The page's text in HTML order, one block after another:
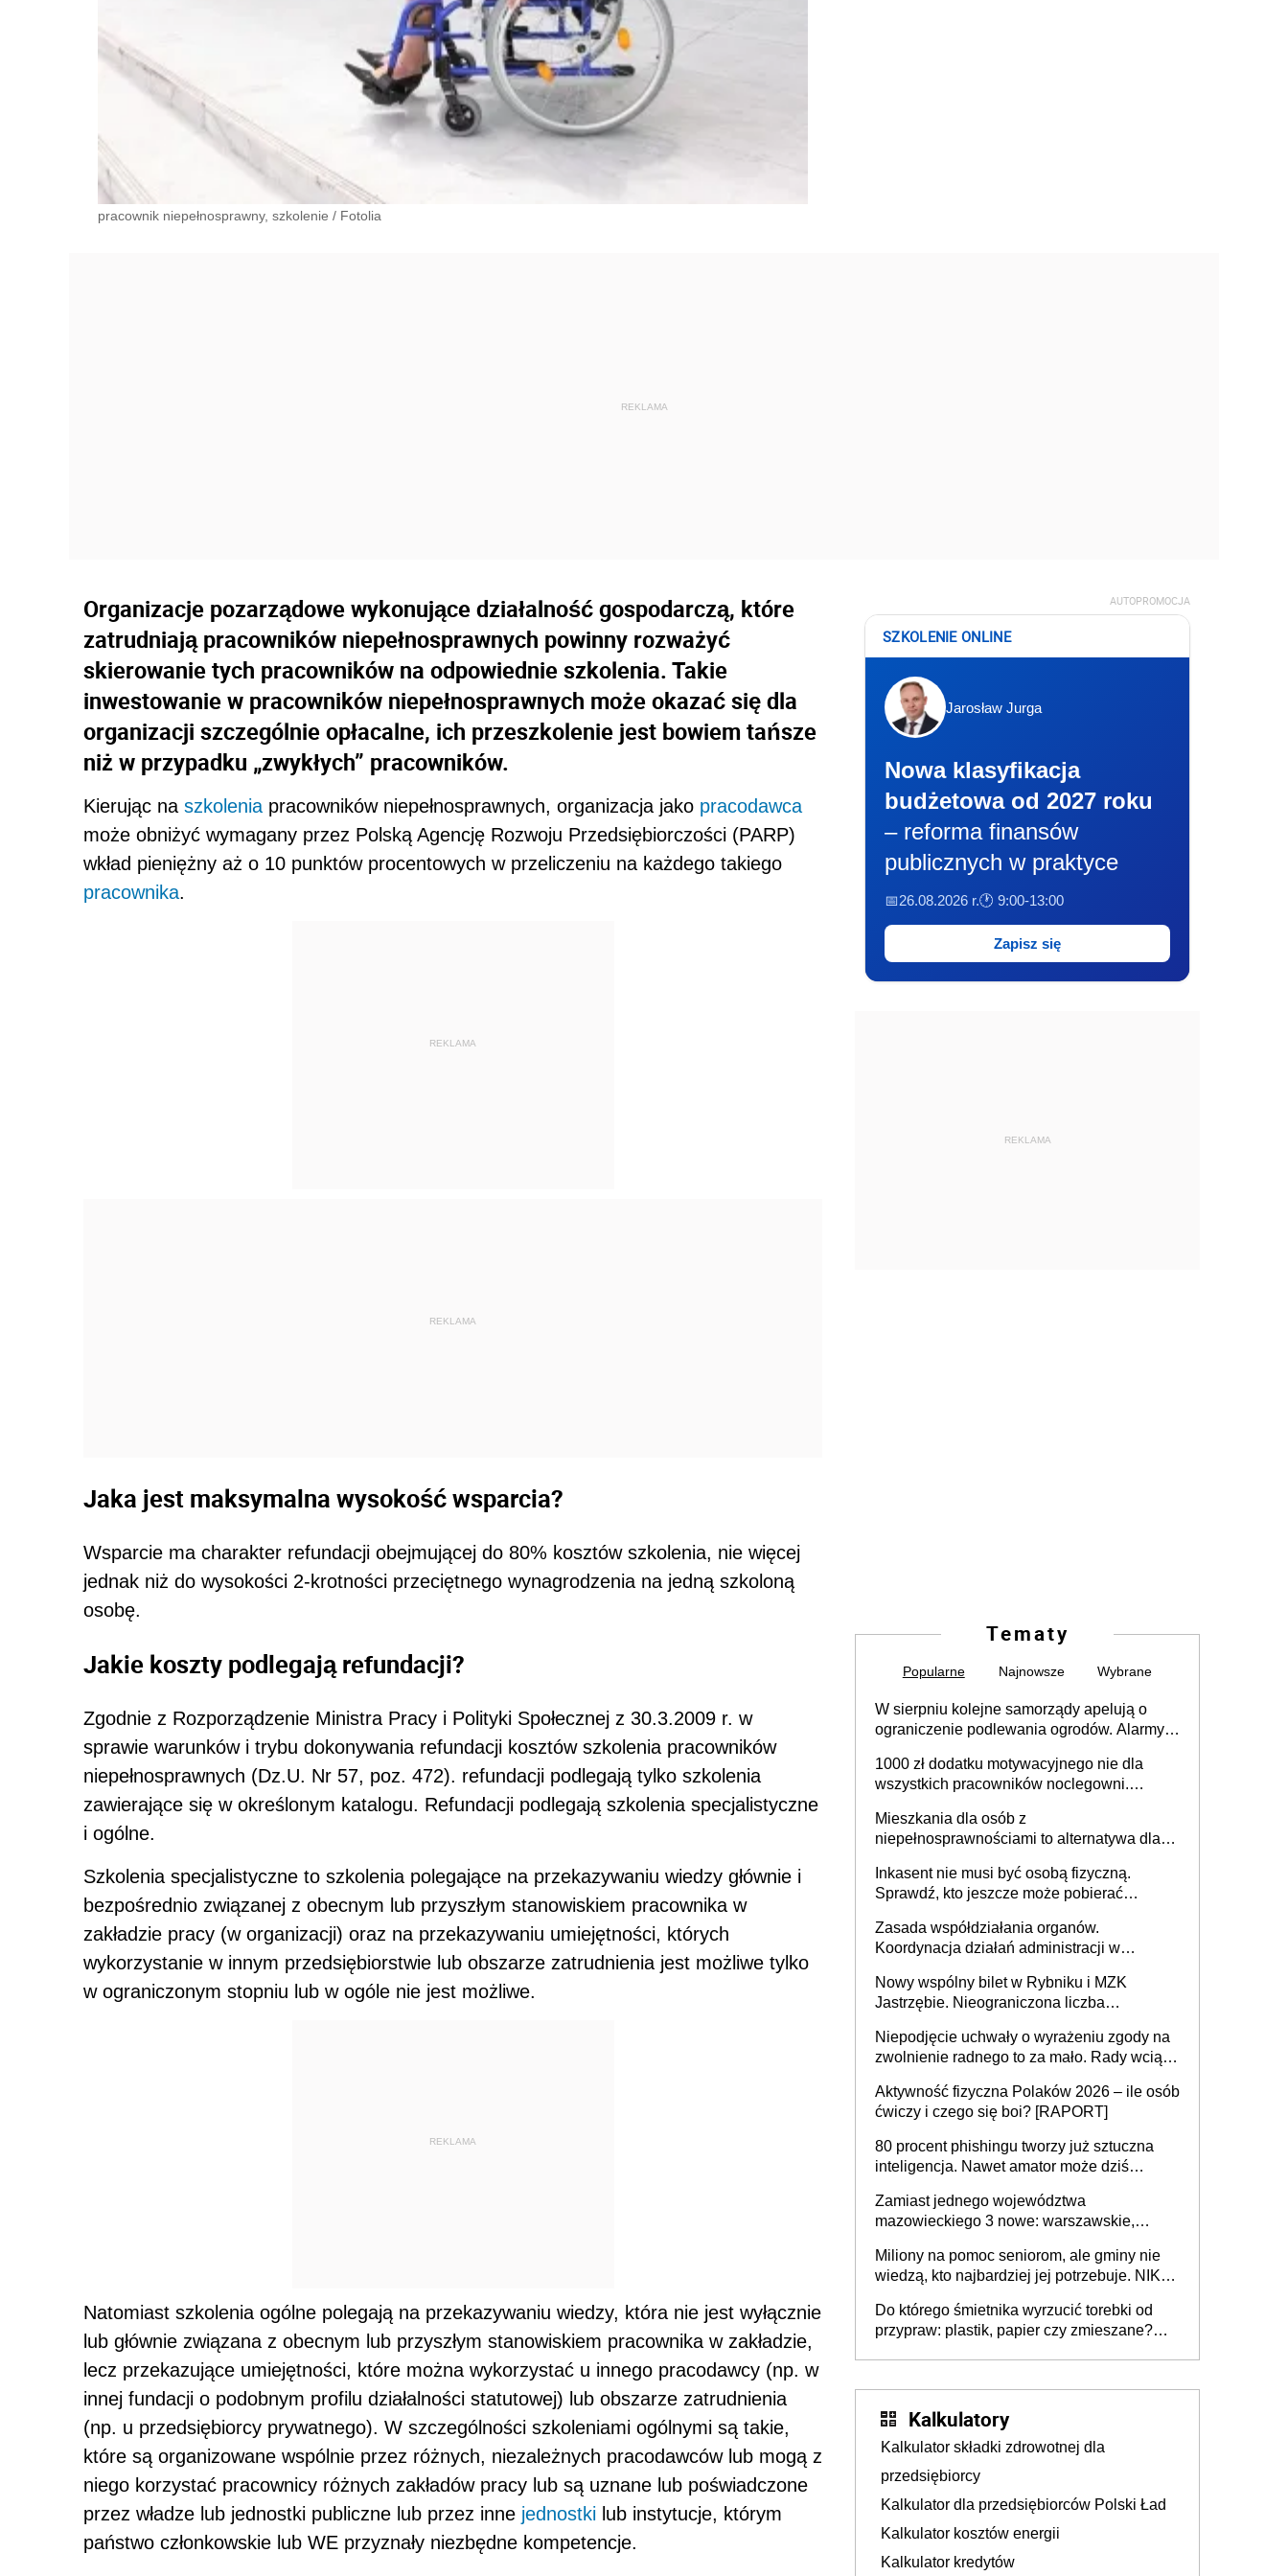
pracownik niepełnosprawny, szkolenie / Fotolia
Organizacje pozarządowe wykonujące działalność gospodarczą, które
zatrudniają pracowników niepełnosprawnych powinny rozważyć
skierowanie tych pracowników na odpowiednie szkolenia. Takie
inwestowanie w pracowników niepełnosprawnych może okazać się dla
organizacji szczególnie opłacalne, ich przeszkolenie jest bowiem tańsze
niż w przypadku „zwykłych” pracowników.
Kierując na szkolenia pracowników niepełnosprawnych, organizacja jako pracodawca
może obniżyć wymagany przez Polską Agencję Rozwoju Przedsiębiorczości (PARP)
wkład pieniężny aż o 10 punktów procentowych w przeliczeniu na każdego takiego
pracownika.
REKLAMA
REKLAMA
Jaka jest maksymalna wysokość wsparcia?
Wsparcie ma charakter refundacji obejmującej do 80% kosztów szkolenia, nie więcej
jednak niż do wysokości 2-krotności przeciętnego wynagrodzenia na jedną szkoloną
osobę.
Jakie koszty podlegają refundacji?
Zgodnie z Rozporządzenie Ministra Pracy i Polityki Społecznej z 30.3.2009 r. w
sprawie warunków i trybu dokonywania refundacji kosztów szkolenia pracowników
niepełnosprawnych (Dz.U. Nr 57, poz. 472). refundacji podlegają tylko szkolenia
zawierające się w określonym katalogu. Refundacji podlegają szkolenia specjalistyczne
i ogólne.
Szkolenia specjalistyczne to szkolenia polegające na przekazywaniu wiedzy głównie i
bezpośrednio związanej z obecnym lub przyszłym stanowiskiem pracownika w
zakładzie pracy (w organizacji) oraz na przekazywaniu umiejętności, których
wykorzystanie w innym przedsiębiorstwie lub obszarze zatrudnienia jest możliwe tylko
w ograniczonym stopniu lub w ogóle nie jest możliwe.
REKLAMA
Natomiast szkolenia ogólne polegają na przekazywaniu wiedzy, która nie jest wyłącznie
lub głównie związana z obecnym lub przyszłym stanowiskiem pracownika w zakładzie,
lecz przekazujące umiejętności, które można wykorzystać u innego pracodawcy (np. w
innej fundacji o podobnym profilu działalności statutowej) lub obszarze zatrudnienia
(np. u przedsiębiorcy prywatnego). W szczególności szkoleniami ogólnymi są takie,
które są organizowane wspólnie przez różnych, niezależnych pracodawców lub mogą z
niego korzystać pracownicy różnych zakładów pracy lub są uznane lub poświadczone
przez władze lub jednostki publiczne lub przez inne jednostki lub instytucje, którym
państwo członkowskie lub WE przyznały niezbędne kompetencje.
AUTOPROMOCJA
SZKOLENIE ONLINE
Jarosław Jurga
Nowa klasyfikacja
budżetowa od 2027 roku
– reforma finansów
publicznych w praktyce
📅26.08.2026 r.🕐 9:00-13:00
Zapisz się
REKLAMA
Tematy
Popularne Najnowsze Wybrane
W sierpniu kolejne samorządy apelują o
ograniczenie podlewania ogrodów. Alarmy w
może objąć cały kraj
1000 zł dodatku motywacyjnego nie dla
wszystkich pracowników noclegowni.
Mieszkania dla osób z
niepełnosprawnościami to alternatywa dla
samodzielnie lub z rodziną
Inkasent nie musi być osobą fizyczną.
Sprawdź, kto jeszcze może pobierać
Zasada współdziałania organów.
Koordynacja działań administracji w
Nowy wspólny bilet w Rybniku i MZK
Jastrzębie. Nieograniczona liczba
Niepodjęcie uchwały o wyrażeniu zgody na
zwolnienie radnego to za mało. Rady wciąż
rozstrzygać sprawy
Aktywność fizyczna Polaków 2026 – ile osób
ćwiczy i czego się boi? [RAPORT]
80 procent phishingu tworzy już sztuczna
inteligencja. Nawet amator może dziś
Zamiast jednego województwa
mazowieckiego 3 nowe: warszawskie,
Europie nie ma tak dużych jednostek
stołecznych
Miliony na pomoc seniorom, ale gminy nie
wiedzą, kto najbardziej jej potrzebuje. NIK
Do którego śmietnika wyrzucić torebki od
przypraw: plastik, papier czy zmieszane?
Kalkulatory
Kalkulator składki zdrowotnej dla
przedsiębiorcy
Kalkulator dla przedsiębiorców Polski Ład
Kalkulator kosztów energii
Kalkulator kredytów